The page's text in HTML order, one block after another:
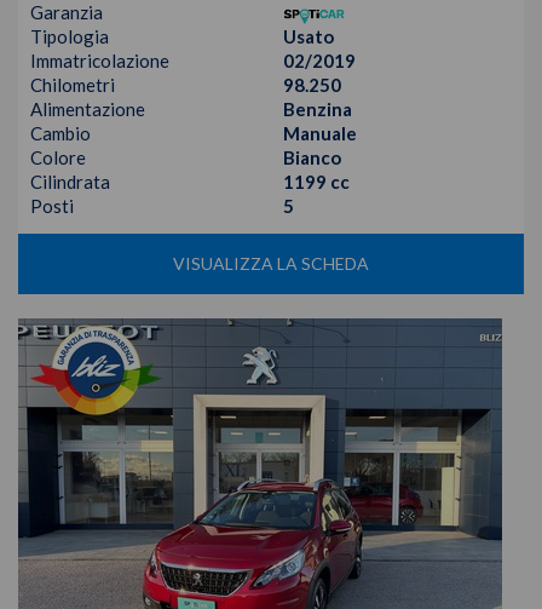
Garanzia
Tipologia
Usato
Immatricolazione
02/2019
Chilometri
98.250
Alimentazione
Benzina
Cambio
Manuale
Colore
Bianco
Cilindrata
1199 cc
Posti
5
VISUALIZZA LA SCHEDA